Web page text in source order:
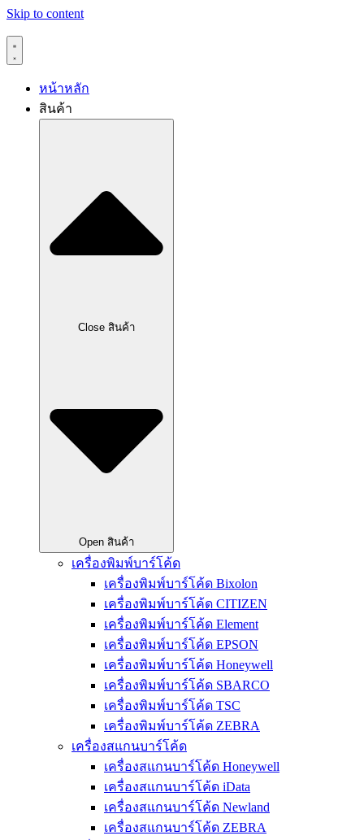
Skip to content
หน้าหลัก
สินค้า
Close สินค้า
Open สินค้า
เครื่องพิมพ์บาร์โค้ด
เครื่องพิมพ์บาร์โค้ด Bixolon
เครื่องพิมพ์บาร์โค้ด CITIZEN
เครื่องพิมพ์บาร์โค้ด Element
เครื่องพิมพ์บาร์โค้ด EPSON
เครื่องพิมพ์บาร์โค้ด Honeywell
เครื่องพิมพ์บาร์โค้ด SBARCO
เครื่องพิมพ์บาร์โค้ด TSC
เครื่องพิมพ์บาร์โค้ด ZEBRA
เครื่องสแกนบาร์โค้ด
เครื่องสแกนบาร์โค้ด Honeywell
เครื่องสแกนบาร์โค้ด iData
เครื่องสแกนบาร์โค้ด Newland
เครื่องสแกนบาร์โค้ด ZEBRA